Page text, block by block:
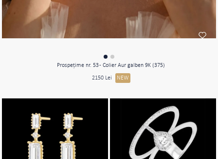
Prospeţime nr. 53 - Colier Aur galben 9K (375)
2150 Lei NEW